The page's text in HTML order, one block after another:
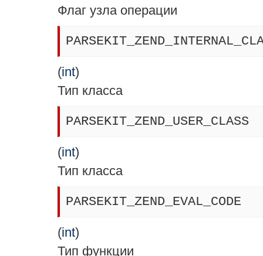
Флаг узла операции
(int)
Тип класса
PARSEKIT_ZEND_USER_CLASS
(int)
Тип класса
PARSEKIT_ZEND_EVAL_CODE
(int)
Тип функции